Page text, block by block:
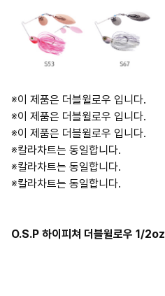
※이 제품은 더블윌로우 입니다.
※이 제품은 더블윌로우 입니다.
※이 제품은 더블윌로우 입니다.
※칼라차트는 동일합니다.
※칼라차트는 동일합니다.
※칼라차트는 동일합니다.
O.S.P 하이피쳐 더블윌로우 1/2oz